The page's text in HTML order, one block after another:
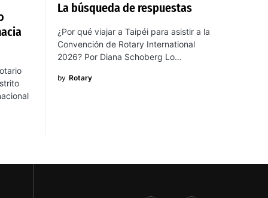
La búsqueda de respuestas
¿Por qué viajar a Taipéi para asistir a la
Convención de Rotary International
2026? Por Diana Schoberg Lo…
by Rotary